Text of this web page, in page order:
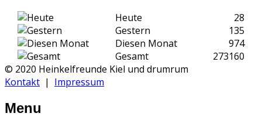
Heute
28
Gestern
135
Diesen Monat
974
Gesamt
273160
© 2020 Heinkelfreunde Kiel und drumrum
Kontakt | Impressum
Menu